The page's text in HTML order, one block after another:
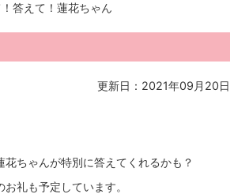
答えて！蓮花ちゃん
更新日：2021年09月20日
ちゃんが特別に答えてくれるかも？
礼も予定しています。